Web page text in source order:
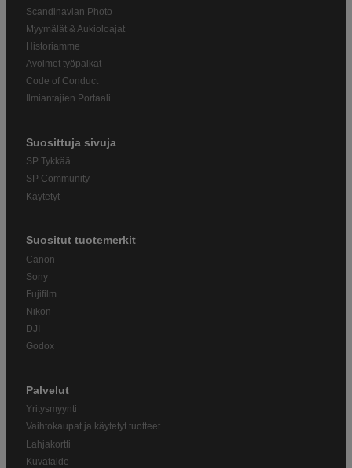
Scandinavian Photo
Myymälät & Aukioloajat
Historiamme
Avoimet työpaikat
Code of Conduct
Ilmiantajien Portaali
Suosittuja sivuja
SP Tykkää
SP Community
Käytetyt
Suositut tuotemerkit
Canon
Sony
Fujifilm
Nikon
DJI
Godox
Palvelut
Yritysmyynti
Vaihtokaupat ja käytetyt tuotteet
Lahjakortti
Kuvataide